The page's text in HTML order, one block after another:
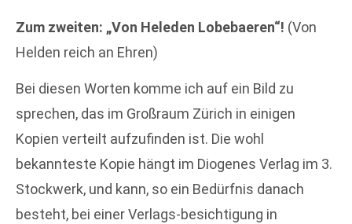
Zum zweiten: „Von Heleden Lobebaeren“! (Von
Helden reich an Ehren)
Bei diesen Worten komme ich auf ein Bild zu
sprechen, das im Großraum Zürich in einigen
Kopien verteilt aufzufinden ist. Die wohl
bekannteste Kopie hängt im Diogenes Verlag im 3.
Stockwerk, und kann, so ein Bedürfnis danach
besteht, bei einer Verlags-besichtigung in